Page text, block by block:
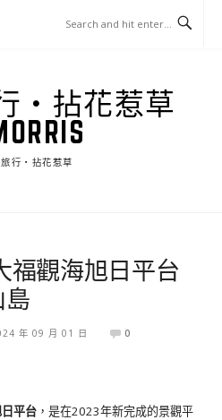
‧拈花惹草
行‧拈花惹草
福觀海旭日平台
年 09 月 01 日 0
平台 ，是在2023年新完成的景觀平